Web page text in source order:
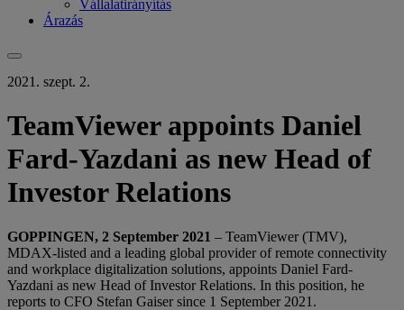
Vállalatirányítás
Árazás
2021. szept. 2.
TeamViewer appoints Daniel
Fard-Yazdani as new Head of
Investor Relations
GOPPINGEN, 2 September 2021 – TeamViewer (TMV),
MDAX-listed and a leading global provider of remote connectivity
and workplace digitalization solutions, appoints Daniel Fard-
Yazdani as new Head of Investor Relations. In this position, he
reports to CFO Stefan Gaiser since 1 September 2021.